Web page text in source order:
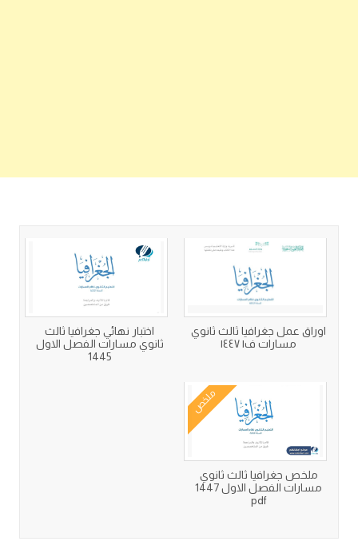
اوراق عمل جغرافيا ثالث ثانوي
مسارات ف١ ١٤٤٧
اختبار نهائي جغرافيا ثالث
ثانوي مسارات الفصل الاول
1445
ملخص
ملخص جغرافيا ثالث ثانوي
مسارات الفصل الاول 1447
pdf